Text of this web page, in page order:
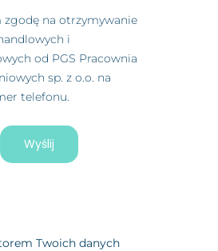
zgodę na otrzymywanie
i
od PGS Pracownia
sp. z o.o. na
telefonu.
Wyślij
Twoich danych